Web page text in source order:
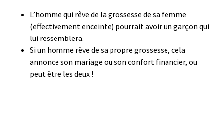
L’homme qui rêve de la grossesse de sa femme
(effectivement enceinte) pourrait avoir un garçon qui
lui ressemblera.
Si un homme rêve de sa propre grossesse, cela
annonce son mariage ou son confort financier, ou
peut être les deux !